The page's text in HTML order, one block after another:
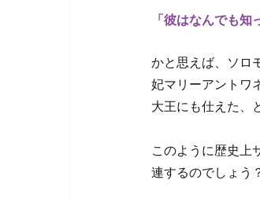
「彼はなんでも知
かと思えば、ソロ
妃マリーアントワ
大王にも仕えた、
このように歴史上
連するのでしょう